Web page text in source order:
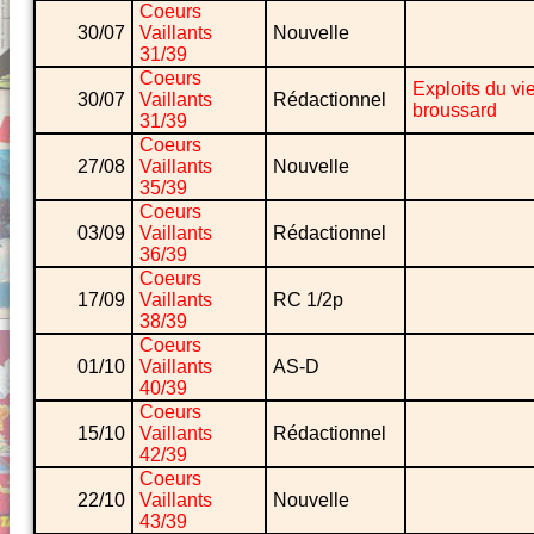
30/07
Coeurs
Vaillants
31/39
Nouvelle
30/07
Coeurs
Vaillants
31/39
Rédactionnel
Exploits du
broussard
27/08
Coeurs
Vaillants
35/39
Nouvelle
03/09
Coeurs
Vaillants
36/39
Rédactionnel
17/09
Coeurs
Vaillants
38/39
RC 1/2p
01/10
Coeurs
Vaillants
40/39
AS-D
15/10
Coeurs
Vaillants
42/39
Rédactionnel
22/10
Coeurs
Vaillants
43/39
Nouvelle